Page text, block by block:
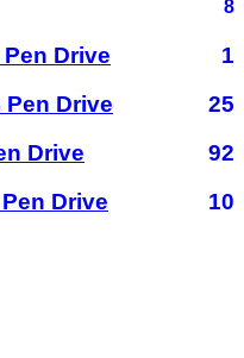
8
Drive
1
Drive
25
Drive
92
Drive
10